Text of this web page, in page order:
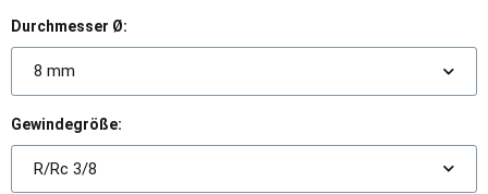
Durchmesser Ø:
8 mm
Gewindegröße:
R/Rc 3/8